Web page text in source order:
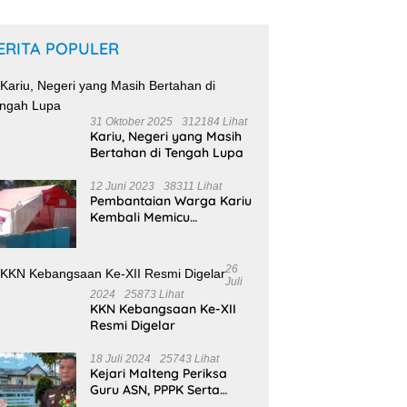
POPULER
31 Oktober 2025 312184 Lihat
Kariu, Negeri yang Masih
Bertahan di Tengah Lupa
12 Juni 2023 38311 Lihat
Pembantaian Warga Kariu
Kembali Memicu
26
Juli
2024
25873 Lihat
KKN Kebangsaan Ke-XII
Resmi Digelar
18 Juli 2024 25743 Lihat
Kejari Malteng Periksa
Guru ASN, PPPK Serta